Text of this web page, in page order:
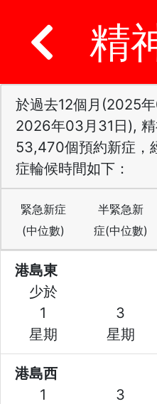
精
於過去12個月(2025
2026年03月31日),
53,470個預約新症，
症輪候時間如下：
緊急新症
(中位數)
半緊急新
症(中位數)
港島東
少於
1
3
星期
星期
港島西
1
3